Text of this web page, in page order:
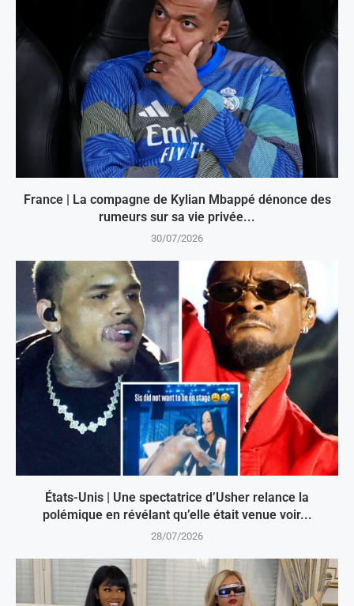
France | La compagne de Kylian Mbappé dénonce des
rumeurs sur sa vie privée...
30/07/2026
États-Unis | Une spectatrice d’Usher relance la
polémique en révélant qu’elle était venue voir...
28/07/2026